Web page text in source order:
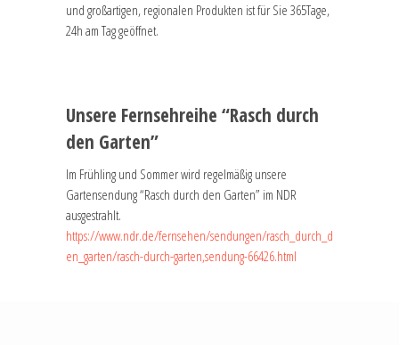
und großartigen, regionalen Produkten ist für Sie 365Tage,
24h am Tag geöffnet.
Unsere Fernsehreihe “Rasch durch
den Garten”
Im Frühling und Sommer wird regelmäßig unsere
Gartensendung “Rasch durch den Garten” im NDR
ausgestrahlt.
https://www.ndr.de/fernsehen/sendungen/rasch_durch_d
en_garten/rasch-durch-garten,sendung-66426.html